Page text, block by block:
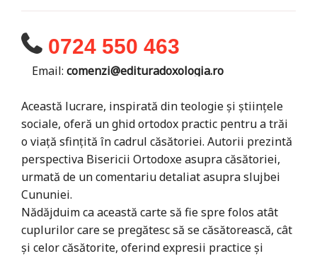
0724 550 463
Email: comenzi@edituradoxologia.ro
Această lucrare, inspirată din teologie și științele
sociale, oferă un ghid ortodox practic pentru a trăi
o viață sfințită în cadrul căsătoriei. Autorii prezintă
perspectiva Bisericii Ortodoxe asupra căsătoriei,
urmată de un comentariu detaliat asupra slujbei
Cununiei.
Nădăjduim ca această carte să fie spre folos atât
cuplurilor care se pregătesc să se căsătorească, cât
și celor căsătorite, oferind expresii practice și